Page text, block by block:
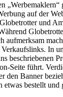
„Werbemaklern“
auf der
und
aufmerksam
In
beschriebenen
Seite führt.
den Banner
etwas bestellt und